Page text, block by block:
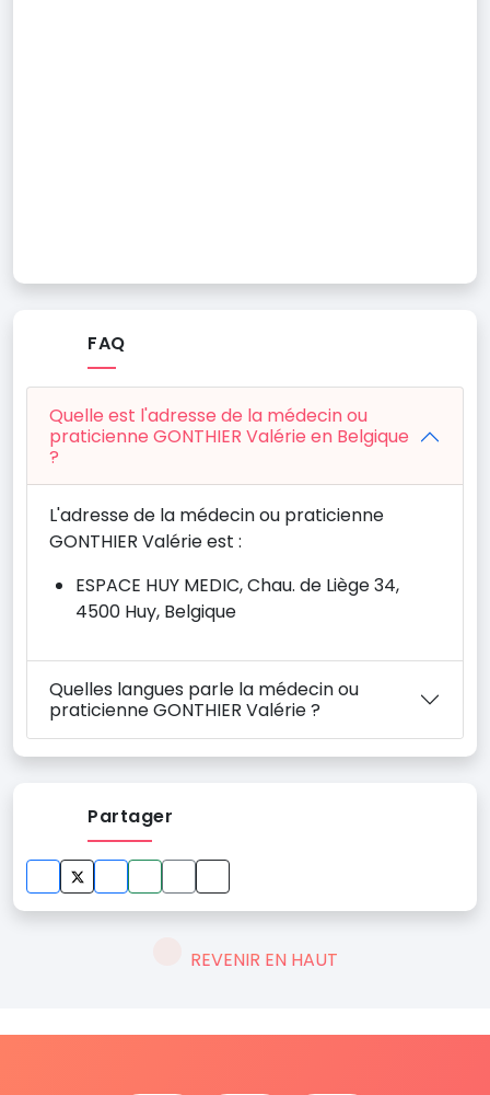
FAQ
Quelle est l'adresse de la médecin ou
praticienne GONTHIER Valérie en Belgique
?
L'adresse de la médecin ou praticienne
GONTHIER Valérie est :
ESPACE HUY MEDIC, Chau. de Liège 34,
4500 Huy, Belgique
Quelles langues parle la médecin ou
praticienne GONTHIER Valérie ?
Partager
REVENIR EN HAUT